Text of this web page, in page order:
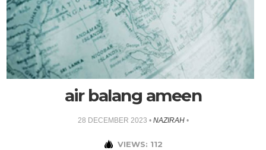
air balang ameen
28 DECEMBER 2023 • NAZIRAH•
VIEWS: 112